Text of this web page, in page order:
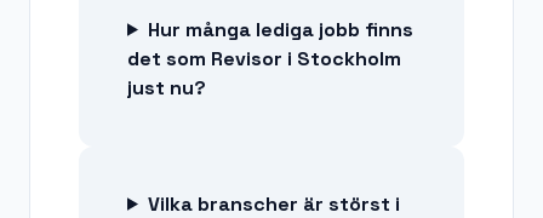
Hur många lediga jobb finns
det som Revisor i Stockholm
just nu?
Vilka branscher är störst i